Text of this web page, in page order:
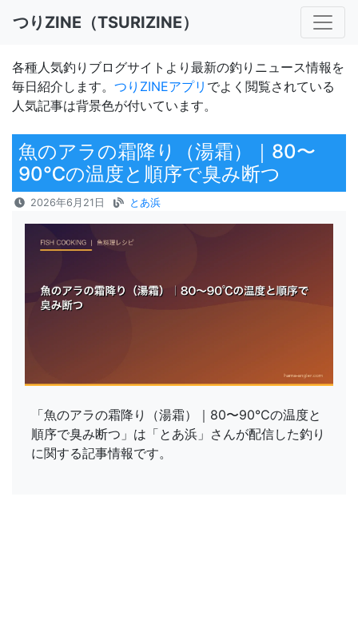
つりZINE（TSURIZINE）
各種人気釣りブログサイトより最新の釣りニュース情報を
毎日紹介します。 つりZINEアプリ でよく閲覧されている
人気記事は背景色が付いています。
魚のアラの霜降り（湯霜）｜80〜
90℃の温度と順序で臭み断つ
2026年6月21日 とあ浜
「魚のアラの霜降り（湯霜）｜80〜90℃の温度と
順序で臭み断つ」は「とあ浜」さんが配信した釣り
に関する記事情報です。